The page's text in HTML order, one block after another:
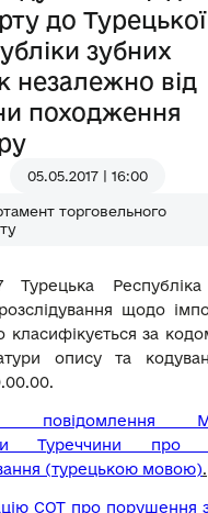
до Турецької
зубних
незалежно від
походження
05.05.2017 | 16:00
торговельного
Турецька
щодо
класифікується за
опису та
повідомлення
Туреччини про
(турецькою мовою).
СОТ про порушення